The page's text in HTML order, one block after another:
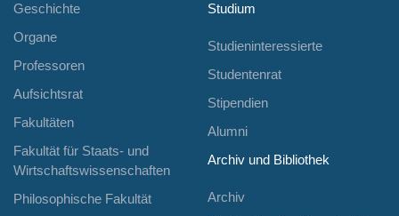
Geschichte
Organe
Professoren
Aufsichtsrat
Fakultäten
Fakultät für Staats- und
Wirtschaftswissenschaften
Philosophische Fakultät
Studium
Studieninteressierte
Studentenrat
Stipendien
Alumni
Archiv und Bibliothek
Archiv